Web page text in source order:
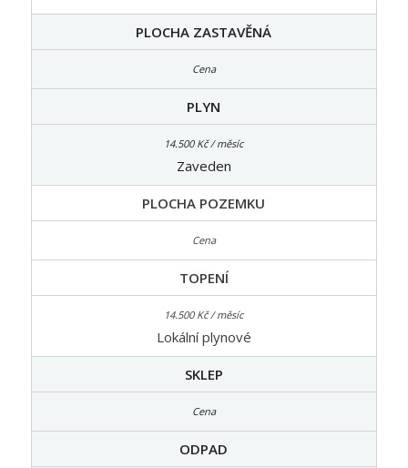
PLOCHA ZASTAVĚNÁ
PLYN
Zaveden
PLOCHA POZEMKU
TOPENÍ
Lokální plynové
SKLEP
ODPAD